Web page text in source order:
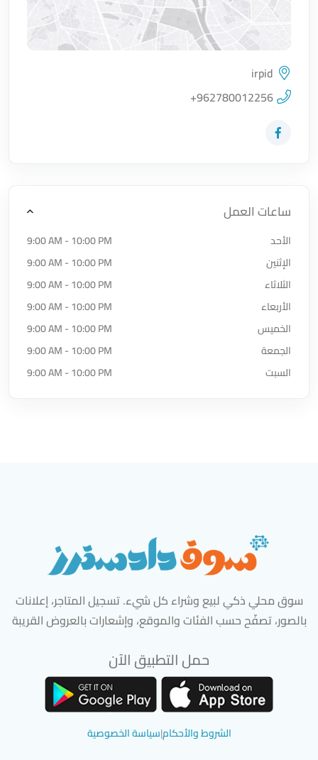
اضغط لتحميل الموقع
irpid
+962780012256
زيارة حساب المتجر على Facebook-f
ساعات العمل
الأحد
9:00 AM - 10:00 PM
الإثنين
9:00 AM - 10:00 PM
الثلاثاء
9:00 AM - 10:00 PM
الأربعاء
9:00 AM - 10:00 PM
الخميس
9:00 AM - 10:00 PM
الجمعة
9:00 AM - 10:00 PM
السبت
9:00 AM - 10:00 PM
سوق محلي ذكي لبيع وشراء كل شيء. تسجيل المتاجر، إعلانات
بالصور، تصفّح حسب الفئات والموقع، وإشعارات بالعروض القريبة
حمل التطبيق الآن
الشروط والأحكام|سياسة الخصوصية